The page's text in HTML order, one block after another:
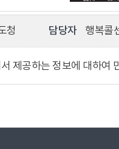
청 담당자 행복콜
제공하는 정보에 대하여